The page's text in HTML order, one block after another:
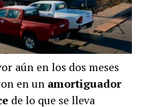
aún en los dos meses
en un amortiguador
de lo que se lleva